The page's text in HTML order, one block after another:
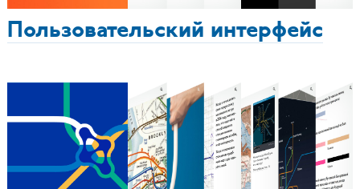
Пользовательский интерфейс